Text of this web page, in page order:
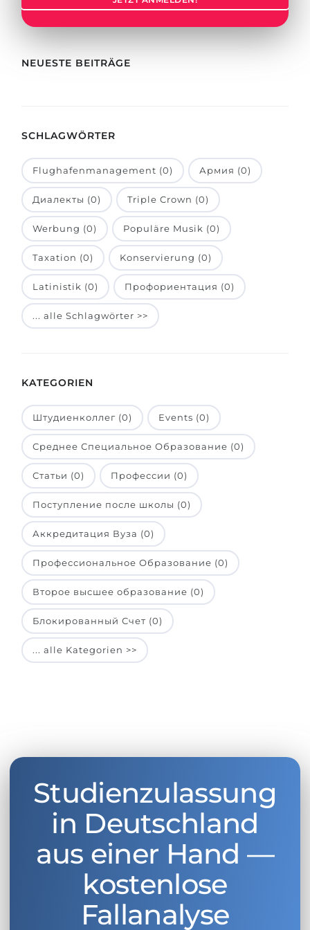
Berufe
Holland-Test
Interessenkarte-Test
RIASEC-Test
Erfolgzu
100%
BEWERBEN FÜR FACHRICHTUNG …
BEWERBEN AUS …
Russland
Ukraine
Kasachstan
Aserbaidschan
Armenien
Belarus
BERATUNG BUCHEN
NEUESTE BEITRÄGE
SCHLAGWÖRTER
Flughafenmanagement (0) Армия (0)
Диалекты (0) Triple Crown (0)
Werbung (0) Populäre Musik (0)
Taxation (0) Konservierung (0)
Latinistik (0) Профориентация (0)
... alle Schlagwörter >>
KATEGORIEN
Штудиенколлег (0) Events (0)
Среднее Специальное Образование (0)
Статьи (0) Профессии (0)
Поступление после школы (0)
Аккредитация Вуза (0)
Профессиональное Образование (0)
Второе высшее образование (0)
Блокированный Счет (0)
... alle Kategorien >>
Studienzulassung
in Deutschland
aus einer Hand —
kostenlose
Fallanalyse